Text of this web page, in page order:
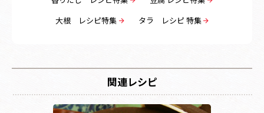
大根 レシピ特集
タラ レシピ 特集
関連レシピ